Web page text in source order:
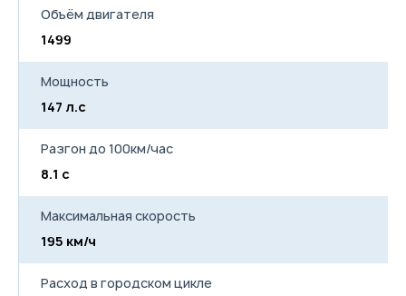
Объём двигателя
1499
Мощность
147 л.с
Разгон до 100км/час
8.1 с
Максимальная скорость
195 км/ч
Расход в городском цикле